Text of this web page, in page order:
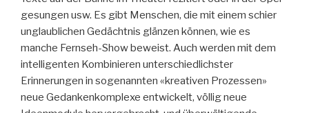
gesungen usw. Es gibt Menschen, die mit einem schier
unglaublichen Gedächtnis glänzen können, wie es
manche Fernseh-Show beweist. Auch werden mit dem
intelligenten Kombinieren unterschiedlichster
Erinnerungen in sogenannten «kreativen Prozessen»
neue Gedankenkomplexe entwickelt, völlig neue